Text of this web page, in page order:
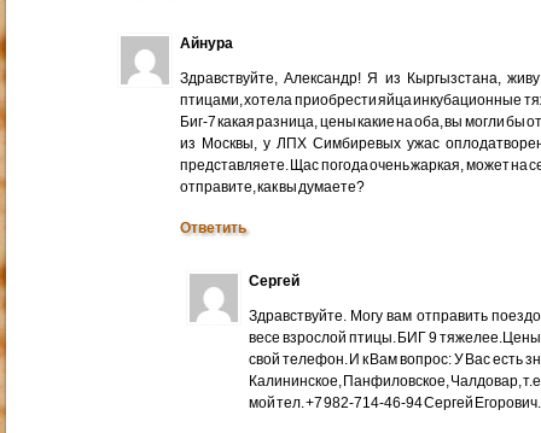
Айнура
Здравствуйте, Александр! Я из Кыргызстана,
птицами, хотела приобрести яйца инкубационные
Биг-7 какая разница, цены какие на оба, вы могли бы
из Москвы, у ЛПХ Симбиревых ужас
представляете. Щас погода очень жаркая, может на
отправите, как вы думаете?
Ответить
Сергей
Здравствуйте. Могу вам отправить
весе взрослой птицы. БИГ 9
свой телефон. И к Вам вопрос: У Вас есть
Калининское, Панфиловское, Чалдовар,
мой тел. +7 982-714-46-94 Сергей Егорович.